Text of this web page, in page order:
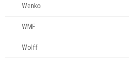
Wenko
WMF
Wolff